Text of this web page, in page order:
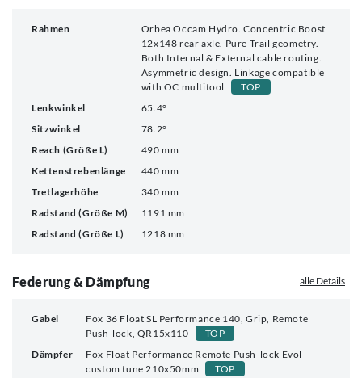
Rahmen
Orbea Occam Hydro. Concentric Boost
12x148 rear axle. Pure Trail geometry.
Both Internal & External cable routing.
Asymmetric design. Linkage compatible
with OC multitool
TOP
Lenkwinkel
65.4°
Sitzwinkel
78.2°
Reach (Größe L)
490 mm
Kettenstrebenlänge
440 mm
Tretlagerhöhe
340 mm
Radstand (Größe M)
1191 mm
Radstand (Größe L)
1218 mm
Federung & Dämpfung alle Details
Gabel
Fox 36 Float SL Performance 140, Grip, Remote
Push-lock, QR15x110
TOP
Dämpfer
Fox Float Performance Remote Push-lock Evol
custom tune 210x50mm
TOP